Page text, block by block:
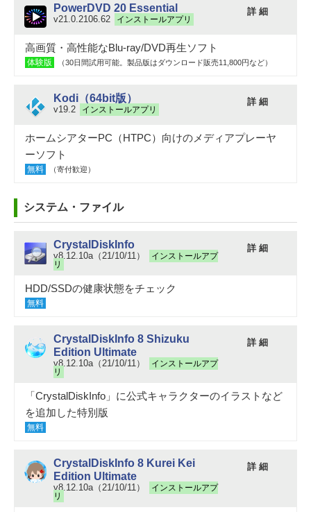
PowerDVD 20 Essential
v21.0.2106.62 インストールアプリ
詳 細
高画質・高性能なBlu-ray/DVD再生ソフト
体験版 （30日間試用可能。製品版はダウンロード販売11,800円など）
Kodi（64bit版）
v19.2 インストールアプリ
詳 細
ホームシアターPC（HTPC）向けのメディアプレーヤ
ーソフト
無料 （寄付歓迎）
システム・ファイル
CrystalDiskInfo
v8.12.10a（21/10/11）
インストールアプ
リ
詳 細
HDD/SSDの健康状態をチェック
無料
CrystalDiskInfo 8 Shizuku
Edition Ultimate
v8.12.10a（21/10/11）
インストールアプ
リ
詳 細
「CrystalDiskInfo」に公式キャラクターのイラストなど
を追加した特別版
無料
CrystalDiskInfo 8 Kurei Kei
Edition Ultimate
v8.12.10a（21/10/11）
インストールアプ
リ
詳 細